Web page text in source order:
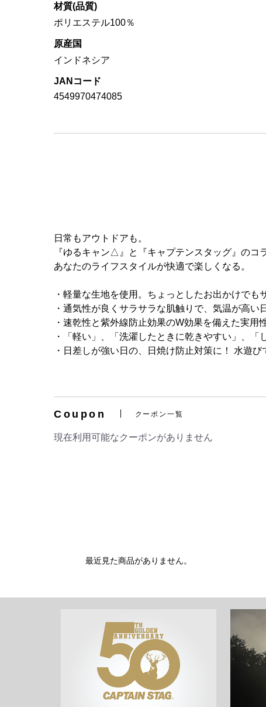
材質(品質)
ポリエステル100％
原産国
インドネシア
JANコード
4549970474085
日常もアウトドアも。
『ゆるキャン△』と『キャプテンスタッグ』のコ
あなたのライフスタイルが快適で楽しくなる。
・軽量な生地を使用。ちょっとしたお出かけでも
・通気性が良くサラサラな肌触りで、気温が高い
・速乾性と紫外線防止効果のW効果を備えた実用
・「軽い」、「洗濯したときに乾きやすい」、
・日差しが強い日の、日焼け防止対策に！ 水遊び
Coupon クーポン一覧
現在利用可能なクーポンがありません
最近見た商品がありません。